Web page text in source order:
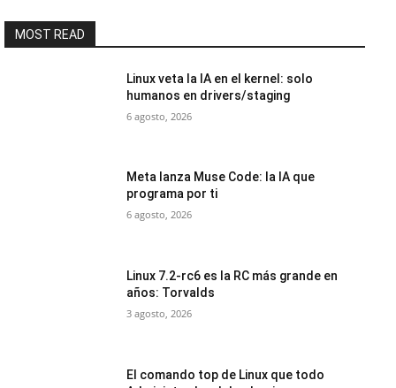
MOST READ
Linux veta la IA en el kernel: solo
humanos en drivers/staging
6 agosto, 2026
Meta lanza Muse Code: la IA que
programa por ti
6 agosto, 2026
Linux 7.2-rc6 es la RC más grande en
años: Torvalds
3 agosto, 2026
El comando top de Linux que todo